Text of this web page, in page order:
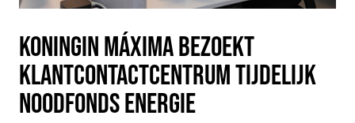
PLINKR NAZORG
SOCIALDEBT
DOORBRAAKMETHODE
COLLECTIEF SCHULDREGELEN
DE VOORZIENINGENWIJZER
KONINGIN MÁXIMA BEZOEKT
KLANTCONTACTCENTRUM TIJDELIJK
NOODFONDS ENERGIE